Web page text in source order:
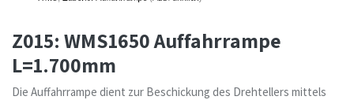
Z015: WMS1650 Auffahrrampe
L=1.700mm
Die Auffahrrampe dient zur Beschickung des Drehtellers mittels